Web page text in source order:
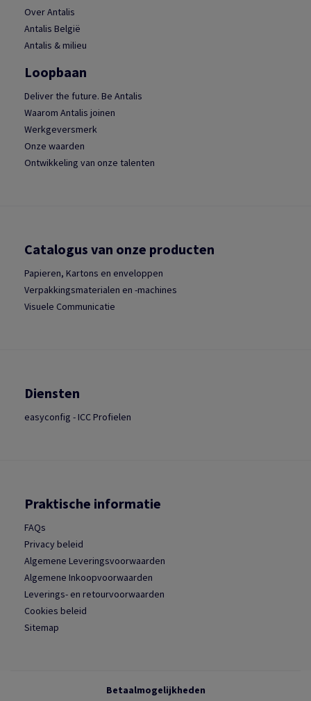
Over Antalis
Antalis België
Antalis & milieu
Loopbaan
Deliver the future. Be Antalis
Waarom Antalis joinen
Werkgeversmerk
Onze waarden
Ontwikkeling van onze talenten
Catalogus van onze producten
Papieren, Kartons en enveloppen
Verpakkingsmaterialen en -machines
Visuele Communicatie
Diensten
easyconfig - ICC Profielen
Praktische informatie
FAQs
Privacy beleid
Algemene Leveringsvoorwaarden
Algemene Inkoopvoorwaarden
Leverings- en retourvoorwaarden
Cookies beleid
Sitemap
Betaalmogelijkheden